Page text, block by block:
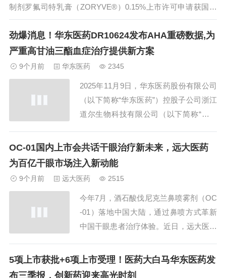
制剂罗氟司特乳膏（ZORYVE®）0.15%上市许可申请获国家
药品监督管理局（NMPA）受理，适用于6岁及以上轻度至中度
特应性皮炎患者的局部外用治疗。...
劲爆消息！华东医药DR10624发布AHA重磅数据,为
严重高甘油三酯血症治疗提供新方案
9个月前 华东医药 2345
2025年11月9日，华东医药股份有限公司
（以下简称“华东医药”）控股子公司浙江
道尔生物科技有限公司（以下简称“道尔
创（First-in-class）的长效三重激动剂DR
10624，在治疗重度高甘油三酯血症（SH
TG）的II期临床研究（“DR10624-201研
究...
OC-01国内上市会共话干眼治疗新未来，远大医药
为百亿干眼市场注入新动能
9个月前 远大医药 2515
今年7月，酒石酸伐尼克兰鼻喷雾剂（OC
-01）落地中国大陆，通过鼻喷方式革新
中国干眼患者治疗体验。近日，远大医药
议中的“关爱干眼患者，启迎原生泪液时
代——2025干眼诊疗新进展与眼表健康生
5项上市获批+6项上市受理！医药大白马华东医药发
布三季报，创新药迎来高光时刻